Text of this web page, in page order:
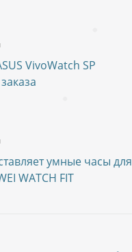
VivoWatch SP
умные часы для
WATCH FIT